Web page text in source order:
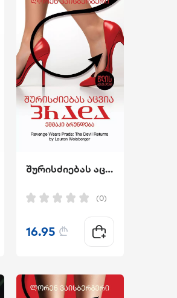
შურისძიებას აცვია პრადა
(0)
16.95 ₾